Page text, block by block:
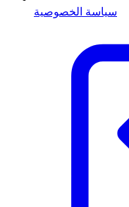
سياسة الخصوصية